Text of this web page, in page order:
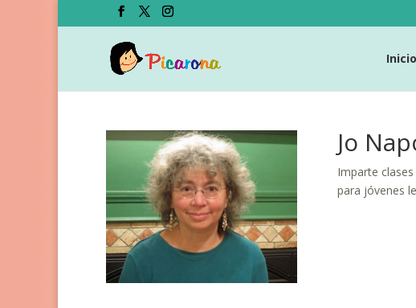
Inicio
Jo
Imparte
para jóvenes